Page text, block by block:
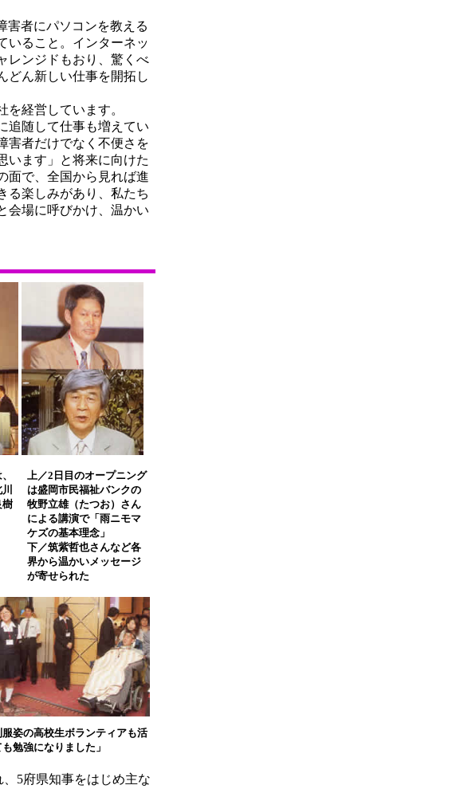
者にパソコンを教える
いること。インターネッ
レンジドもおり、驚くべ
どん新しい仕事を開拓し
経営しています。
追随して仕事も増えてい
害者だけでなく不便さを
います」と将来に向けた
面で、全国から見れば進
る楽しみがあり、私たち
会場に呼びかけ、温かい
樹
上／2日目のオープニング
は盛岡市民福祉バンクの
牧野立雄（たつお）さん
による講演で「雨ニモマ
ケズの基本理念」
下／筑紫哲也さんなど各
界から温かいメッセージ
が寄せられた
姿の高校生ボランティアも活
勉強になりました」
5府県知事をはじめ主な